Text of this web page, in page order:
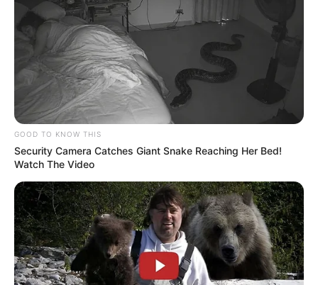
mientras manejaba moto
POLICÍA ANTINARCÓTICOS
Caen fichas clave de la
estructura criminal ‘Sin
Fronteras’ en Cartagena y
Valledupar
DE CÚCUTA
Capturan en Cúcuta a
solicitado en extradición
por Brasil
GOOD TO KNOW THIS
Security Camera Catches Giant Snake Reaching Her Bed!
Watch The Video